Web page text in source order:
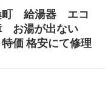
町 給湯器 エコ
お湯が出ない
格安にて修理